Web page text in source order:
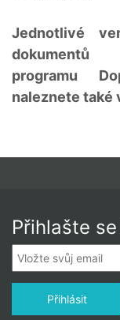
Jednotlivé
programu
naleznete také
Přihlašte